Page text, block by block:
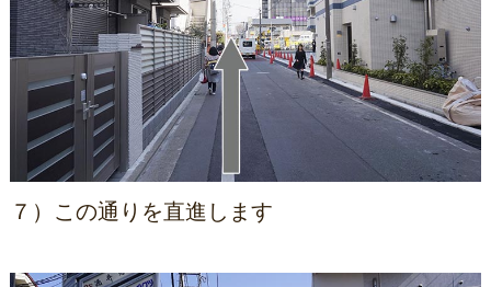
７）この通りを直進します